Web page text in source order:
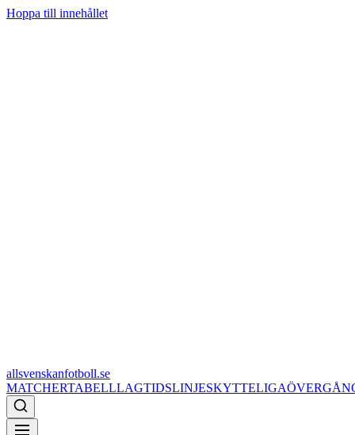
Hoppa till innehållet
allsvenskanfotboll.se
MATCHERTABELLLAGTIDSLINJESKYTTELIGA